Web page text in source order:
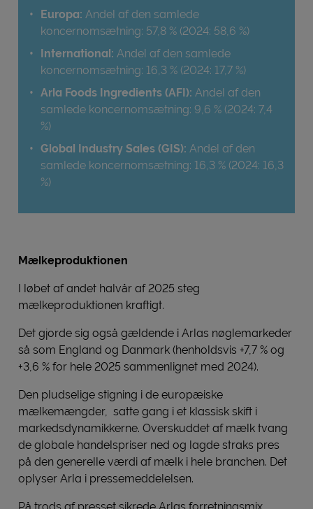
Europa: Andel af den samlede
koncernomsætning: 57,8 % (2024: 58,6 %)
International: Andel af den samlede
koncernomsætning: 16,3 % (2024: 17,7 %)
Arla Foods Ingredients (AFI): Andel af den
samlede koncernomsætning: 9,6 % (2024: 7,4
%)
Global Industry Sales (GIS): Andel af den
samlede koncernomsætning: 16,3 % (2024: 16,3
%)
Mælkeproduktionen
I løbet af andet halvår af 2025 steg
mælkeproduktionen kraftigt.
Det gjorde sig også gældende i Arlas nøglemarkeder
så som England og Danmark (henholdsvis +7,7 % og
+3,6 % for hele 2025 sammenlignet med 2024).
Den pludselige stigning i de europæiske
mælkemængder, satte gang i et klassisk skift i
markedsdynamikkerne. Overskuddet af mælk tvang
de globale handelspriser ned og lagde straks pres
på den generelle værdi af mælk i hele branchen. Det
oplyser Arla i pressemeddelelsen.